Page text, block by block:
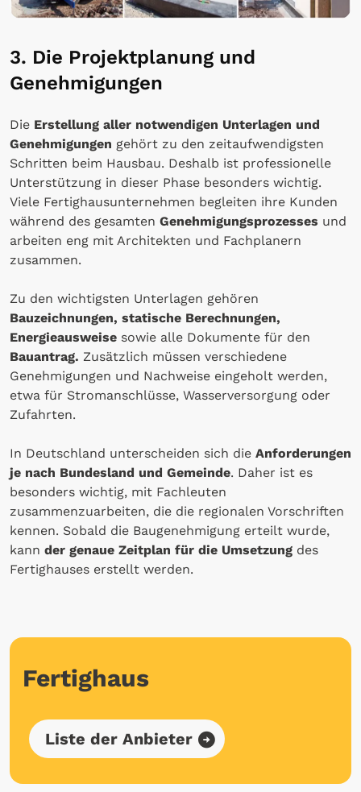
3. Die Projektplanung und
Genehmigungen
Die Erstellung aller notwendigen Unterlagen und
Genehmigungen gehört zu den zeitaufwendigsten
Schritten beim Hausbau. Deshalb ist professionelle
Unterstützung in dieser Phase besonders wichtig.
Viele Fertighausunternehmen begleiten ihre Kunden
während des gesamten Genehmigungsprozesses und
arbeiten eng mit Architekten und Fachplanern
zusammen.
Zu den wichtigsten Unterlagen gehören
Bauzeichnungen, statische Berechnungen,
Energieausweise sowie alle Dokumente für den
Bauantrag. Zusätzlich müssen verschiedene
Genehmigungen und Nachweise eingeholt werden,
etwa für Stromanschlüsse, Wasserversorgung oder
Zufahrten.
In Deutschland unterscheiden sich die Anforderungen
je nach Bundesland und Gemeinde. Daher ist es
besonders wichtig, mit Fachleuten
zusammenzuarbeiten, die die regionalen Vorschriften
kennen. Sobald die Baugenehmigung erteilt wurde,
kann der genaue Zeitplan für die Umsetzung des
Fertighauses erstellt werden.
Fertighaus
Liste der Anbieter